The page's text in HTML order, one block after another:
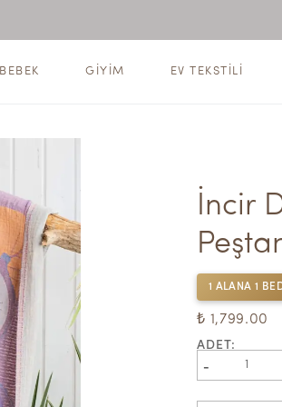
BEBEK GİYİM EV TEKSTİLİ
İncir
1 ALANA 1
₺ 1,799.00
ADET:
- 1